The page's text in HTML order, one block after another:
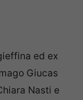
ed ex
Giucas
Nasti e